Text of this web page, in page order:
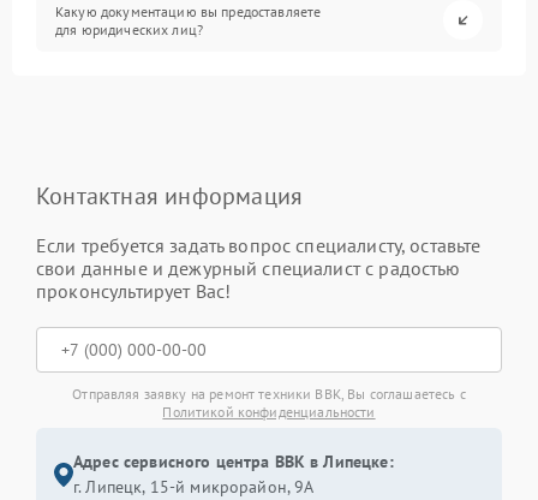
Какую документацию вы предоставляете
для юридических лиц?
Контактная информация
Если требуется задать вопрос специалисту, оставьте
свои данные и дежурный специалист с радостью
проконсультирует Вас!
Отправляя заявку на ремонт техники BBK, Вы соглашаетесь с
Политикой конфиденциальности
Адрес сервисного центра BBK в Липецке:
г. Липецк, 15-й микрорайон, 9А